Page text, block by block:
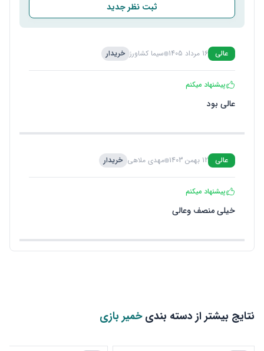
ثبت نظر جدید
عالی 16 مرداد 1405 سیما کشاورز خریدار
پیشنهاد میکنم
عالی بود
عالی 12 بهمن 1403 مهدی ملاهی خریدار
پیشنهاد میکنم
خیلی منصف وعالی
نتایج بیشتر از دسته بندیخمیر بازی